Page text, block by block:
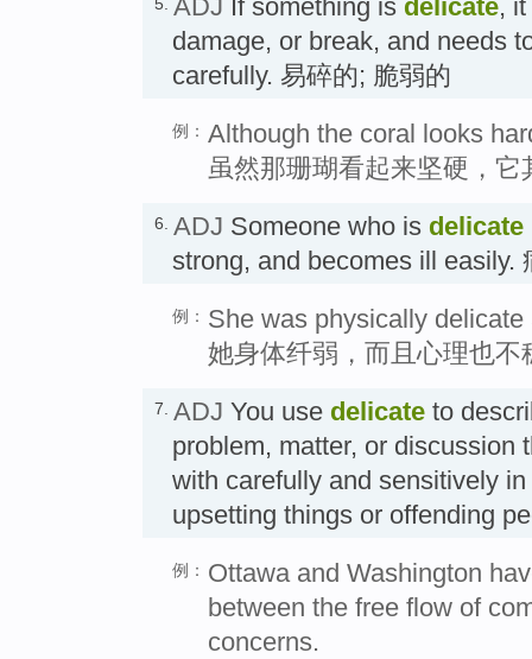
5. ADJ If something is delicate,
damage, or break, and needs
carefully. 易碎的; 脆弱的
例： Although the coral looks
虽然那珊瑚看起来坚硬，它
6. ADJ Someone who is delicate
strong, and becomes ill easily.
例： She was physically
她身体纤弱，而且心理也不
7. ADJ You use delicate to
problem, matter, or discussion
with carefully and sensitively
upsetting things or offending
例： Ottawa and Washington
between the free flow of
concerns.